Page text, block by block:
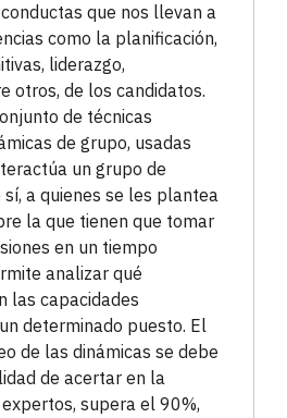
que nos llevan a
como la planificación,
liderazgo,
otros, de los candidatos.
de técnicas
de grupo, usadas
un grupo de
a quienes se les plantea
la que tienen que tomar
en un tiempo
analizar qué
las capacidades
determinado puesto. El
de las dinámicas se debe
de acertar en la
supera el 90%,